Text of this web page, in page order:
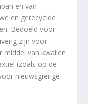
en van
en gerecyclde
Bedoeld voor
zijn voor
middel van kwallen
(zoals op de
nieuwsgierige